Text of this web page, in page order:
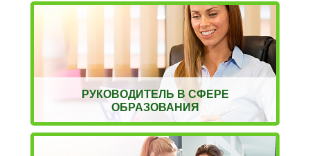
РУКОВОДИТЕЛЬ В СФЕРЕ
ОБРАЗОВАНИЯ